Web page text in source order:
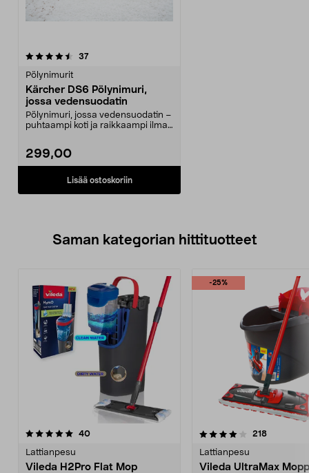
37arvostelut
Pölynimurit
Kärcher DS6 Pölynimuri,
jossa vedensuodatin
Pölynimuri, jossa vedensuodatin –
puhtaampi koti ja raikkaampi ilma.
299,00
Lisää ostoskoriin
Saman kategorian hittituotteet
40arvostelut
Lattianpesu
Vileda H2Pro Flat Mop
-25%
4.0 viidestä
218arvostelut
Lattianpesu
Vileda UltraMax
4.5 viidestä